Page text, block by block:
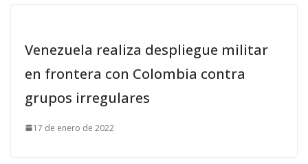
Venezuela realiza despliegue militar
en frontera con Colombia contra
grupos irregulares
17 de enero de 2022